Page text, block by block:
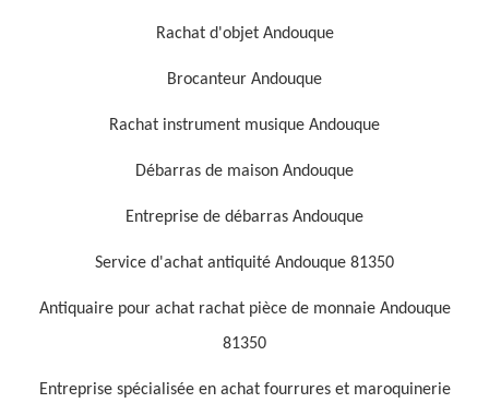
Rachat d'objet Andouque
Brocanteur Andouque
Rachat instrument musique Andouque
Débarras de maison Andouque
Entreprise de débarras Andouque
Service d'achat antiquité Andouque 81350
Antiquaire pour achat rachat pièce de monnaie Andouque
81350
Entreprise spécialisée en achat fourrures et maroquinerie